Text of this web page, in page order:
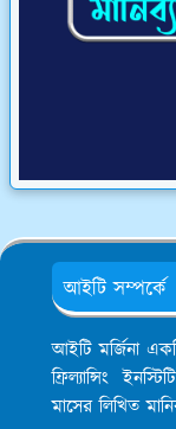
আইটি সম্পর্কে
আইটি মর্জিনা
ফ্রিল্যান্সিং
মাসের লিখিত